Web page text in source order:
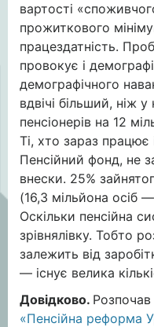
вартості
прожиткового
працездатність.
провокує і
демографічного
вдвічі більший, ніж
пенсіонерів на 12
Ті, хто зараз
Пенсійний фонд, не
внески. 25%
(16,3 мільйона осіб
Оскільки пенсійна
зрівнялівку. Тобто
залежить від
— існує велика
Довідково.
«Пенсійна реформа